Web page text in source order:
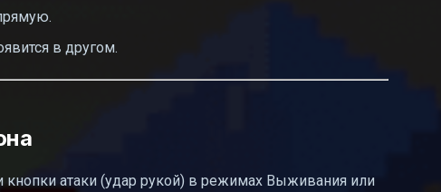
в другом.
атаки (удар рукой) в режимах Выживания или